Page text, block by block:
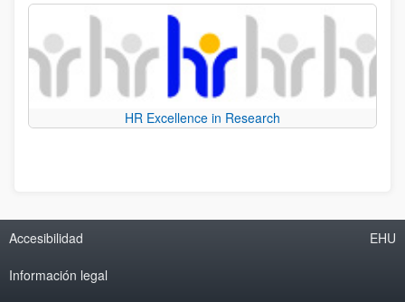
HR Excellence in Research
Accesibilidad
Información legal
EHU